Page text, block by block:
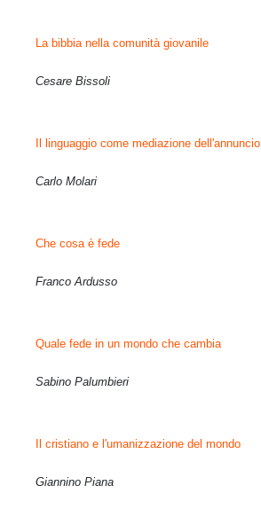
La bibbia nella comunità giovanile
Cesare Bissoli
Il linguaggio come mediazione dell'annuncio
Carlo Molari
Che cosa è fede
Franco Ardusso
Quale fede in un mondo che cambia
Sabino Palumbieri
Il cristiano e l'umanizzazione del mondo
Giannino Piana